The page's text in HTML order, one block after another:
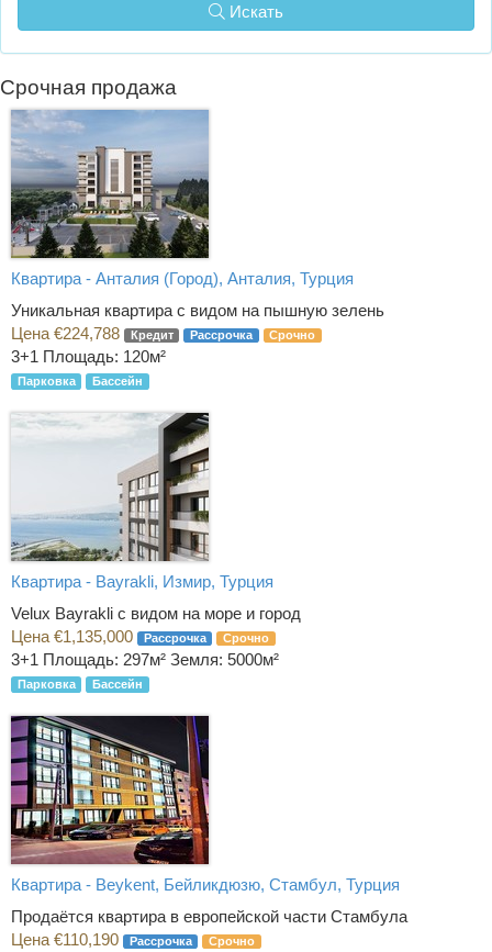
Искать
Срочная продажа
Квартира - Анталия (Город), Анталия, Турция
Уникальная квартира с видом на пышную зелень
Цена €224,788
Кредит Рассрочка Срочно
3+1 Площадь: 120м²
Парковка Бассейн
Квартира - Bayrakli, Измир, Турция
Velux Bayrakli с видом на море и город
Цена €1,135,000
Рассрочка Срочно
3+1 Площадь: 297м² Земля: 5000м²
Парковка Бассейн
Квартира - Beykent, Бейликдюзю, Стамбул, Турция
Продаётся квартира в европейской части Стамбула
Цена €110,190
Рассрочка Срочно